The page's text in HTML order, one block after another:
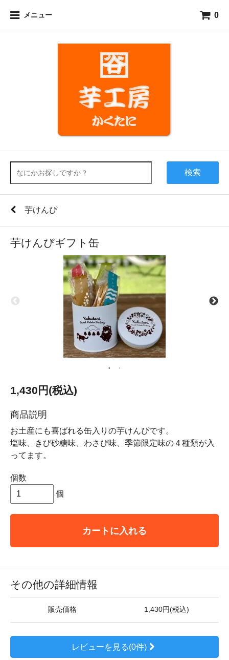
メニュー 0
検索
芋けんぴ
芋けんぴギフト缶
1,430円(税込)
商品説明
お土産にも喜ばれる缶入りの芋けんぴです。
塩味、きび砂糖味、わさび味、季節限定味の４種類が入
ってます。
個数
個
カートに入れる
その他の詳細情報
販売価格 1,430円(税込)
レビューを見る(0件)